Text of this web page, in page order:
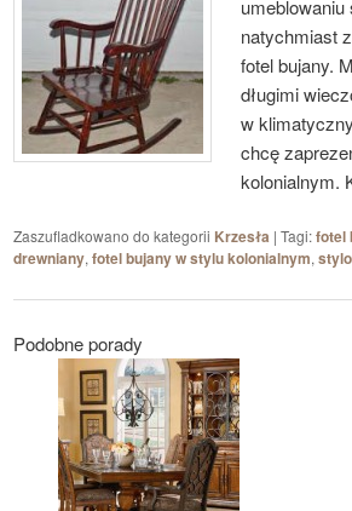
natychmiast
fotel bujany.
długimi
w
chcę
kolonialnym.
Zaszufladkowano do kategorii Krzesła | Tagi:fotel
drewniany, fotel bujany w stylu kolonialnym,
Podobne porady